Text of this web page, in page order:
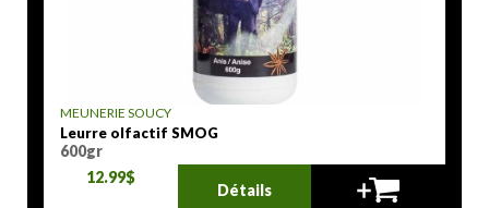
MEUNERIE SOUCY
Leurre olfactif SMOG
600gr
12.99$
Détails